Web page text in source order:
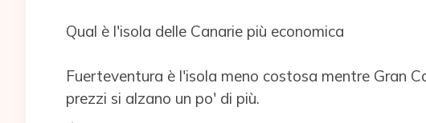
Qual è l'isola delle Canarie più economica
Fuerteventura è l'isola meno costosa mentre Gran
prezzi si alzano un po' di più.